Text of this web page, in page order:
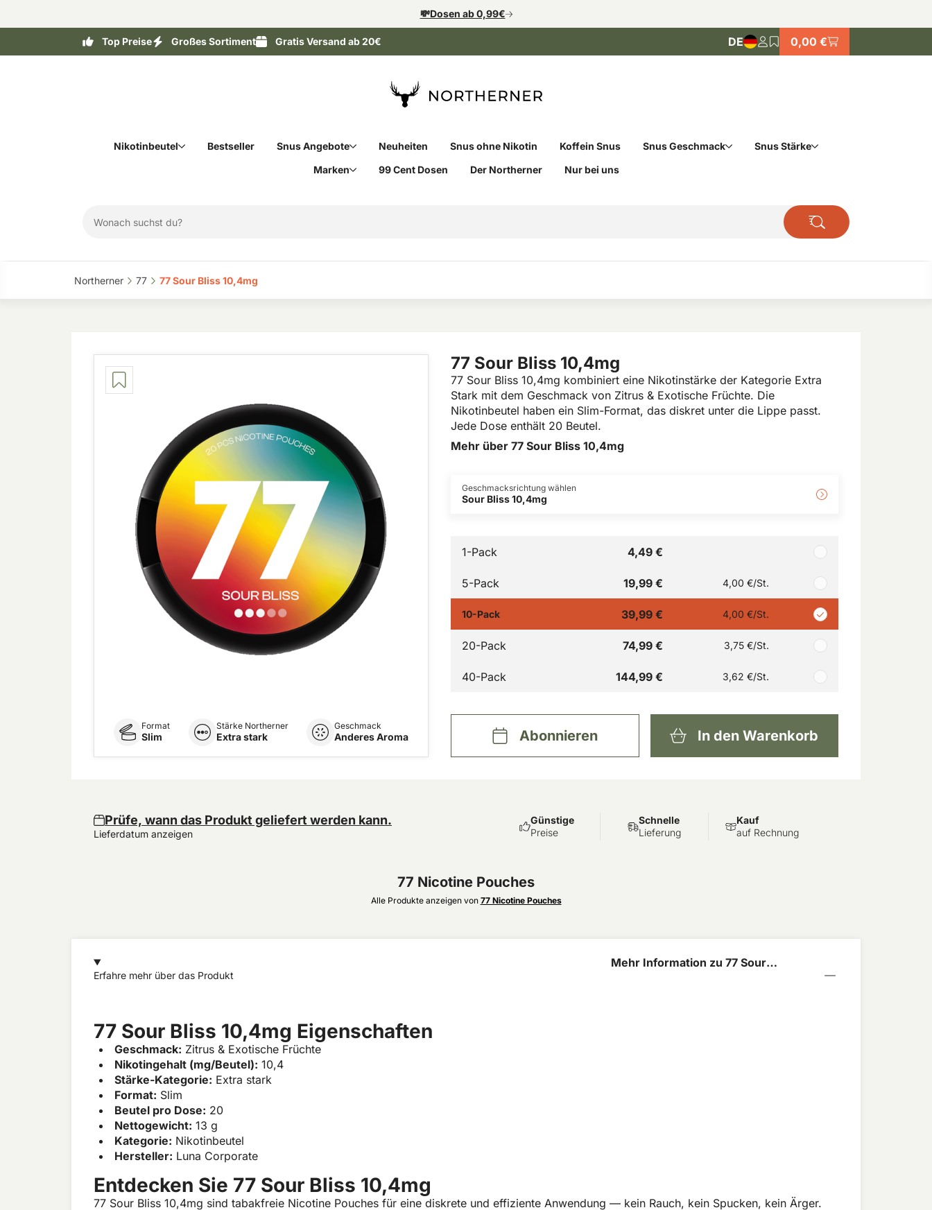
💸Dosen ab 0,99€
Top Preise Großes Sortiment Gratis Versand ab 20€ DE 0,00 €
Nikotinbeutel Bestseller Snus Angebote Neuheiten Snus ohne Nikotin Koffein Snus Snus Geschmack
Snus Stärke
Marken
99 Cent Dosen Der Northerner Nur bei uns
Northerner‎ 77‎ 77 Sour Bliss 10,4mg‎
77 Sour Bliss 10,4mg
77 Sour Bliss 10,4mg kombiniert eine Nikotinstärke der Kategorie Extra
Stark mit dem Geschmack von Zitrus & Exotische Früchte. Die
Nikotinbeutel haben ein Slim-Format, das diskret unter die Lippe passt.
Jede Dose enthält 20 Beutel.
Mehr über 77 Sour Bliss 10,4mg
Format
Slim
Stärke Northerner
Extra stark
Geschmack
Anderes Aroma
Geschmacksrichtung wählen
Sour Bliss 10,4mg
1-Pack 4,49 €
5-Pack 19,99 € 4,00 €/St.
10-Pack 39,99 € 4,00 €/St.
20-Pack 74,99 € 3,75 €/St.
40-Pack 144,99 € 3,62 €/St.
Abonnieren In den Warenkorb
Prüfe, wann das Produkt geliefert werden kann.
Lieferdatum anzeigen
Mehr Information zu 77 Sour
Erfahre mehr über das Produkt
77 Sour Bliss 10,4mg Eigenschaften
Geschmack: Zitrus & Exotische Früchte
Nikotingehalt (mg/Beutel): 10,4
Stärke-Kategorie: Extra stark
Format: Slim
Beutel pro Dose: 20
Nettogewicht: 13 g
Kategorie: Nikotinbeutel
Hersteller: Luna Corporate
Entdecken Sie 77 Sour Bliss 10,4mg
77 Sour Bliss 10,4mg sind tabakfreie Nicotine Pouches für eine diskrete und effiziente Anwendung — kein Rauch, kein Spucken, kein Ärger.
77 Nicotine Pouches
Alle Produkte anzeigen von 77 Nicotine Pouches
Günstige
Preise
Schnelle
Lieferung
Kauf
auf Rechnung